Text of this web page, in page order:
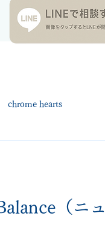
chrome hearts
alden
（ニュ